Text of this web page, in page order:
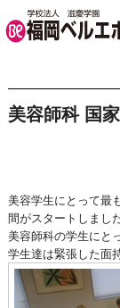
美容師科 国
美容学生にとって最
間がスタートしまし
美容師科の学生にと
学生達は緊張した面